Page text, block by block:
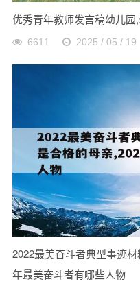
优秀青年教师发言稿幼儿
6611 2025 / 05 / 19
2022最美奋斗者典型事迹
年最美奋斗者有哪些人物